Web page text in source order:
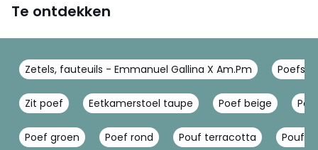
Te ontdekken
Zetels, fauteuils - Emmanuel Gallina X Am.Pm Poefs,
Zit poef Eetkamerstoel taupe Poef beige
Poef groen Poef rond Pouf terracotta Pouf